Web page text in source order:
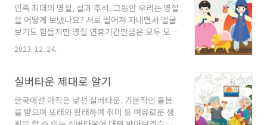
관리가 동물보다는 덜하고 산책 등 관리에 많은
체력이 필요치 많아 처음 취미를 가져보는 시니
어에게 적합한 취미활동입니다. 반려식물을 취미
로 추천하는 이유 관리가 쉽다입니다. 다른 취미
관리는 해야 하지만 자금이 적게 들고 시작이 쉽
고 실패는 적습니..
민족 최대의 명절, 설과 추석. 그동안 우리는 명절
을 어떻게 보냈나요? 서로 떨어져 지내면서 얼굴
보기도 힘들지만 명절 연휴기간만큼은 모두 모여
함께 조상을 기리고 담소와 덕담을 나누면서 즐
거운 시간을 보냈습니다. 그런데 어느 순간 명절
어떻게 보내는지, 왜 갑작스럽게 바뀌게 된 건지,
좋은지 알아보겠습니다. 명절 나기 온라인대체
디지털기기의 발달과 보급으로 누구나 영상통화
2023. 12. 24.
실버타운 제대로 알기
한국에선 아직은 낯선 실버타운. 기본적인 돌봄
을 받으며 또래와 왕래하며 취미 등 여유로운 생